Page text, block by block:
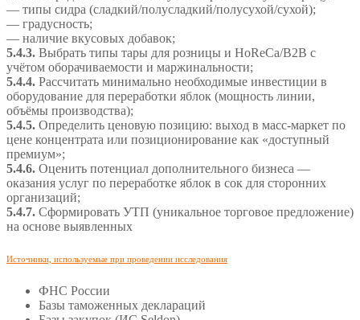
— типы сидра (сладкий/полусладкий/полусухой/сухой);
— градусность;
— наличие вкусовых добавок;
5.4.3. Выбрать типы тары для розницы и HoReCa/B2B с
учётом оборачиваемости и маржинальности;
5.4.4. Рассчитать минимально необходимые инвестиции в
оборудование для переработки яблок (мощность линии,
объёмы производства);
5.4.5. Определить ценовую позицию: выход в масс-маркет по
цене концентрата или позиционирование как «доступный
премиум»;
5.4.6. Оценить потенциал дополнительного бизнеса —
оказания услуг по переработке яблок в сок для сторонних
организаций;
5.4.7. Сформировать УТП (уникальное торговое предложение)
на основе выявленных
Источники, используемые при проведении исследования
ФНС России
Базы таможенных деклараций